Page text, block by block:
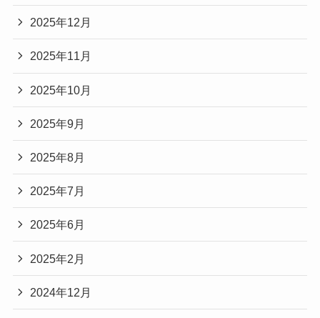
2025年12月
2025年11月
2025年10月
2025年9月
2025年8月
2025年7月
2025年6月
2025年2月
2024年12月